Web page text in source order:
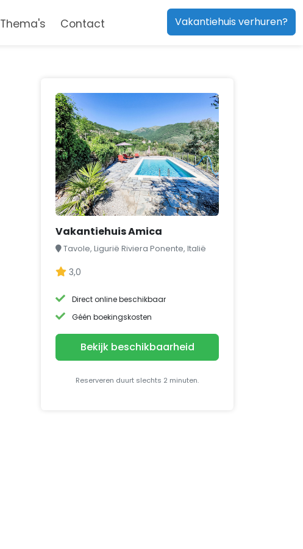
Thema's Contact Vakantiehuis verhuren?
Vakantiehuis Amica
Tavole, Ligurië Riviera Ponente, Italië
3,0
Direct online beschikbaar
Géén boekingskosten
Bekijk beschikbaarheid
Reserveren duurt slechts 2 minuten.